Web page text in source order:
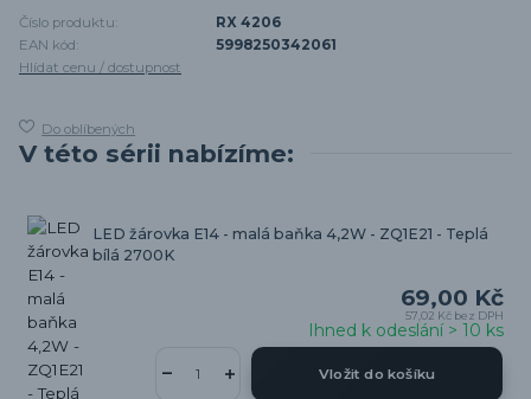
Číslo produktu:
RX 4206
EAN kód:
5998250342061
Hlídat cenu / dostupnost
Do oblíbených
V této sérii nabízíme:
LED žárovka E14 - malá baňka 4,2W - ZQ1E21 - Teplá
bílá 2700K
69,00 Kč
57,02 Kč bez DPH
Ihned k odeslání > 10 ks
Vložit do košíku